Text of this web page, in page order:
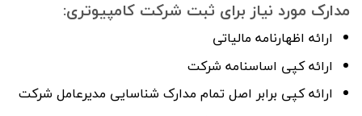
مدارک مورد نیاز برای ثبت شرکت کامپیوتری:
ارائه اظهارنامه مالیاتی
ارائه کپی اساسنامه شرکت
ارائه کپی برابر اصل تمام مدارک شناسایی مدیرعامل شرکت